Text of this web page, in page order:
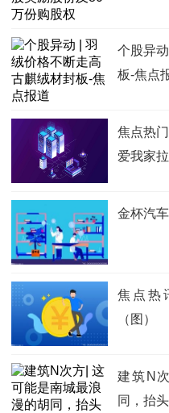
个股异
板-焦点
焦点热
爱我家
中国涨
涨超4%
金杯汽
焦点热
（图）
建筑N
同，抬